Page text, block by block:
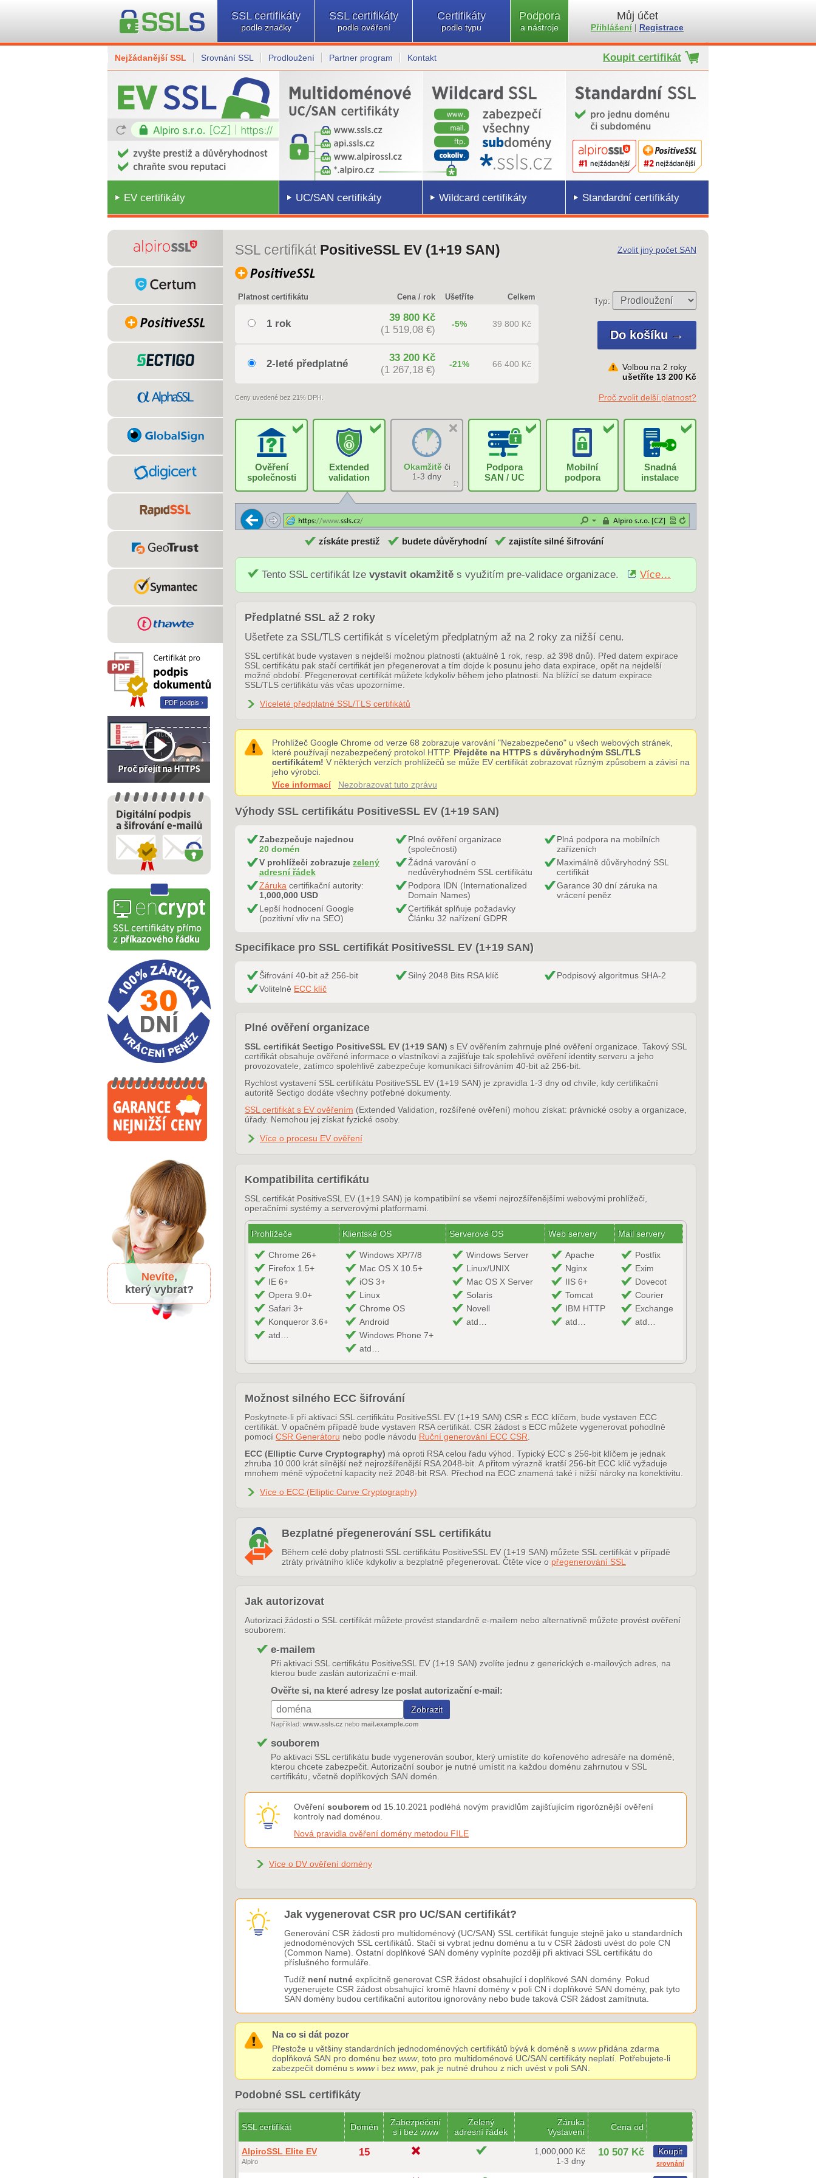
SSL certifikáty
podle značky
SSL certifikáty
podle ověření
Certifikáty
podle typu
Podpora
a nástroje
Můj účet
Přihlášení| Registrace
Nejžádanější SSL Srovnání SSL Prodloužení Partner program Kontakt Koupit certifikát
EV certifikáty UC/SAN certifikáty Wildcard certifikáty Standardní certifikáty
PDF podpis ›
Nevíte,
který vybrat?
Zvolit jiný počet SAN
SSL certifikát PositiveSSL EV (1+19 SAN)
Platnost certifikátu Cena / rok Ušetříte Celkem
1 rok
39 800 Kč
(1 519,08 €)
-5% 39 800 Kč
2-leté předplatné
33 200 Kč
(1 267,18 €)
-21% 66 400 Kč
Ceny uvedené bez 21% DPH.
Typ:
Volbou na 2 roky
ušetříte 13 200 Kč
Proč zvolit delší platnost?
Ověření
společnosti
Extended
validation
Okamžitěči
1-3 dny
1)
Podpora
SAN / UC
Mobilní
podpora
Snadná
instalace
získáte prestiž budete důvěryhodní zajistíte silné šifrování
Tento SSL certifikát lze vystavit okamžitěs využitím pre-validace organizace. Více…
Předplatné SSL až 2 roky
Ušetřete za SSL/TLS certifikát s víceletým předplatným až na 2 roky za nižší cenu.
SSL certifikát bude vystaven s nejdelší možnou platností (aktuálně 1 rok, resp. až 398 dnů). Před datem expirace
SSL certifikátu pak stačí certifikát jen přegenerovat a tím dojde k posunu jeho data expirace, opět na nejdelší
možné období. Přegenerovat certifikát můžete kdykoliv během jeho platnosti. Na blížící se datum expirace
SSL/TLS certifikátu vás včas upozorníme.
Víceleté předplatné SSL/TLS certifikátů
Prohlížeč Google Chrome od verze 68 zobrazuje varování "Nezabezpečeno" u všech webových stránek,
které používají nezabezpečený protokol HTTP. Přejděte na HTTPS s důvěryhodným SSL/TLS
certifikátem! V některých verzích prohlížečů se může EV certifikát zobrazovat různým způsobem a závisí na
jeho výrobci.
Více informací
Nezobrazovat tuto zprávu
Výhody SSL certifikátu PositiveSSL EV (1+19 SAN)
Zabezpečuje najednou
20 domén
Plné ověření organizace
(společnosti)
Plná podpora na mobilních
zařízeních
V prohlížeči zobrazuje zelený
adresní řádek
Žádná varování o
nedůvěryhodném SSL certifikátu
Maximálně důvěryhodný SSL
certifikát
Záruka certifikační autority:
1,000,000 USD
Podpora IDN (Internationalized
Domain Names)
Garance 30 dní záruka na
vrácení peněz
Lepší hodnocení Google
(pozitivní vliv na SEO)
Certifikát splňuje požadavky
Článku 32 nařízení GDPR
Specifikace pro SSL certifikát PositiveSSL EV (1+19 SAN)
Šifrování 40-bit až 256-bit Silný 2048 Bits RSA klíč
Podpisový algoritmus SHA-2
Volitelně ECC klíč
Plné ověření organizace
SSL certifikát Sectigo PositiveSSL EV (1+19 SAN) s EV ověřením zahrnuje plné ověření organizace. Takový SSL
certifikát obsahuje ověřené informace o vlastníkovi a zajišťuje tak spolehlivé ověření identity serveru a jeho
provozovatele, zatímco spolehlivě zabezpečuje komunikaci šifrováním 40-bit až 256-bit.
Rychlost vystavení SSL certifikátu PositiveSSL EV (1+19 SAN) je zpravidla 1-3 dny od chvíle, kdy certifikační
autoritě Sectigo dodáte všechny potřebné dokumenty.
SSL certifikát s EV ověřením (Extended Validation, rozšířené ověření) mohou získat: právnické osoby a organizace,
úřady. Nemohou jej získat fyzické osoby.
Více o procesu EV ověření
Kompatibilita certifikátu
SSL certifikát PositiveSSL EV (1+19 SAN) je kompatibilní se všemi nejrozšířenějšími webovými prohlížeči,
operačními systémy a serverovými platformami.
Prohlížeče Klientské OS Serverové OS Web servery Mail servery
Chrome 26+
Firefox 1.5+
IE 6+
Opera 9.0+
Safari 3+
Konqueror 3.6+
atd…
Windows XP/7/8
Mac OS X 10.5+
iOS 3+
Linux
Chrome OS
Android
Windows Phone 7+
atd…
Windows Server
Linux/UNIX
Mac OS X Server
Solaris
Novell
atd…
Apache
Nginx
IIS 6+
Tomcat
IBM HTTP
atd…
Postfix
Exim
Dovecot
Courier
Exchange
atd…
Možnost silného ECC šifrování
Poskytnete-li při aktivaci SSL certifikátu PositiveSSL EV (1+19 SAN) CSR s ECC klíčem, bude vystaven ECC
certifikát. V opačném případě bude vystaven RSA certifikát. CSR žádost s ECC můžete vygenerovat pohodlně
pomocí CSR Generátoru nebo podle návodu Ruční generování ECC CSR
ECC (Elliptic Curve Cryptography) má oproti RSA celou řadu výhod. Typický ECC s 256-bit klíčem je jednak
zhruba 10 000 krát silnější než nejrozšířenější RSA 2048-bit. A přitom výrazně kratší 256-bit ECC klíč vyžaduje
mnohem méně výpočetní kapacity než 2048-bit RSA. Přechod na ECC znamená také i nižší nároky na konektivitu.
Více o ECC (Elliptic Curve Cryptography)
Bezplatné přegenerování SSL certifikátu
Během celé doby platnosti SSL certifikátu PositiveSSL EV (1+19 SAN) můžete SSL certifikát v případě
ztráty privátního klíče kdykoliv a bezplatně přegenerovat. Čtěte více o přegenerování SSL
Jak autorizovat
Autorizaci žádosti o SSL certifikát můžete provést standardně e-mailem nebo alternativně můžete provést ověření
souborem:
e-mailem
Při aktivaci SSL certifikátu PositiveSSL EV (1+19 SAN) zvolíte jednu z generických e-mailových adres, na
kterou bude zaslán autorizační e-mail.
Ověřte si, na které adresy lze poslat autorizační e-mail:
Například: www.ssls.cz nebo mail.example.com
souborem
Po aktivaci SSL certifikátu bude vygenerován soubor, který umístíte do kořenového adresáře na doméně,
kterou chcete zabezpečit. Autorizační soubor je nutné umístit na každou doménu zahrnutou v SSL
certifikátu, včetně doplňkových SAN domén.
Ověření souborem od 15.10.2021 podléhá novým pravidlům zajišťujícím rigoróznější ověření
kontroly nad doménou.
Nová pravidla ověření domény metodou FILE
Více o DV ověření domény
Jak vygenerovat CSR pro UC/SAN certifikát?
Generování CSR žádosti pro multidoménový (UC/SAN) SSL certifikát funguje stejně jako u standardních
jednodoménových SSL certifikátů. Stačí si vybrat jednu doménu a tu v CSR žádosti uvést do pole CN
(Common Name). Ostatní doplňkové SAN domény vyplníte později při aktivaci SSL certifikátu do
příslušného formuláře.
Tudíž není nutné explicitně generovat CSR žádost obsahující i doplňkové SAN domény. Pokud
vygenerujete CSR žádost obsahující kromě hlavní domény v poli CN i doplňkové SAN domény, pak tyto
SAN domény budou certifikační autoritou ignorovány nebo bude taková CSR žádost zamítnuta.
Na co si dát pozor
Přestože u většiny standardních jednodoménových certifikátů bývá k doméně swwwpřidána zdarma
doplňková SAN pro doménu bez www, toto pro multidoménové UC/SAN certifikáty neplatí. Potřebujete-li
zabezpečit doménu swwwi bez www, pak je nutné druhou z nich uvést v poli SAN.
Podobné SSL certifikáty
SSL certifikát Domén
Zabezpečení
s i bez www
Zelený
adresní řádek
Záruka
Vystavení
Cena od
AlpiroSSL Elite EV
Alpiro
15
1,000,000 Kč
1-3 dny
10 507 Kč Koupit
srovnání